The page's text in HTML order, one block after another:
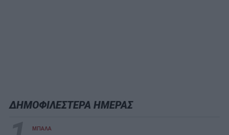
ΔΗΜΟΦΙΛΕΣΤΕΡΑ ΗΜΕΡΑΣ
ΜΠΑΛΑ